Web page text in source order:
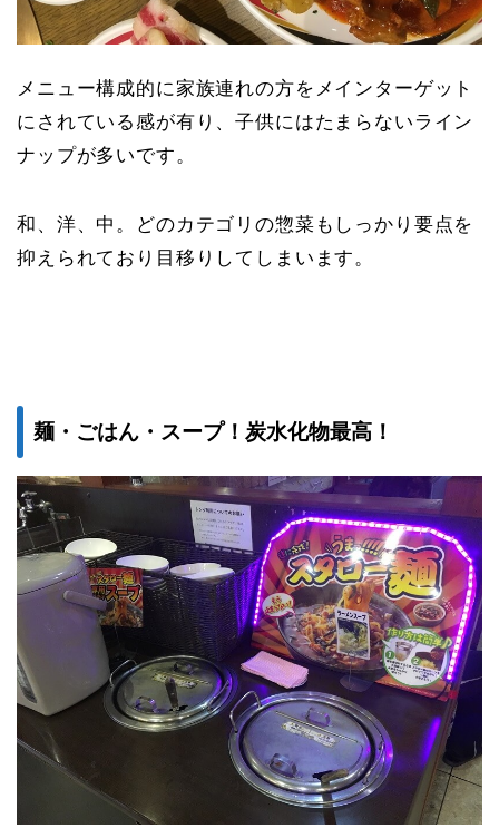
メニュー構成的に家族連れの方をメインターゲット
にされている感が有り、子供にはたまらないライン
ナップが多いです。
和、洋、中。どのカテゴリの惣菜もしっかり要点を
抑えられており目移りしてしまいます。
麺・ごはん・スープ！炭水化物最高！